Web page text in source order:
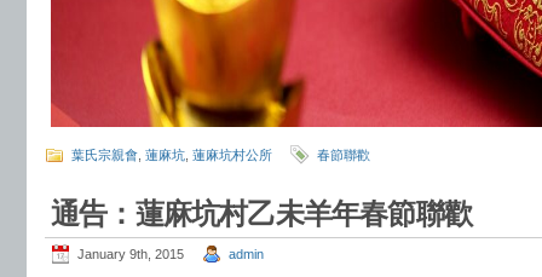
葉氏宗親會 蓮麻坑 蓮麻坑村公所 春節聯歡
通告：蓮麻坑村乙未羊年春節聯歡
January 9th, 2015 admin